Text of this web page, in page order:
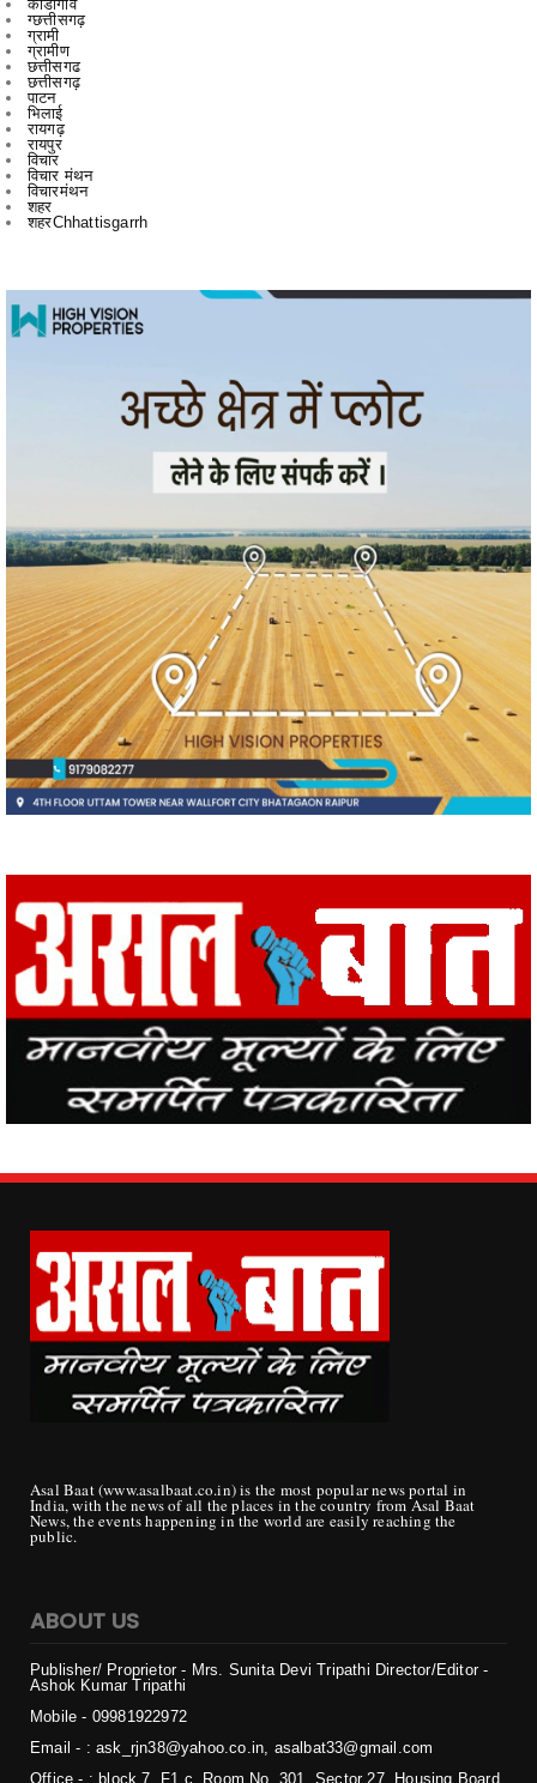
छत्तीसगढ़
पाटन
भिलाई
रायगढ़
रायपुर
विचार
विचार मंथन
विचारमंथन
शहर
शहरChhattisgarrh
Asal Baat (www.asalbaat.co.in) is the most popular news portal in
ABOUT US
Ashok Kumar Tripathi
Email - : ask_rjn38@yahoo.co.in, asalbat33@gmail.com
Office - : block 7, F1 c, Room No. 301, Sector 27, Housing Board
Colony, Naya Raipur, Chhattisgarh 492009